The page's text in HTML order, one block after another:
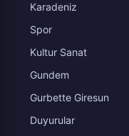
Karadeniz
Spor
Kultur Sanat
Gundem
Gurbette Giresun
Duyurular